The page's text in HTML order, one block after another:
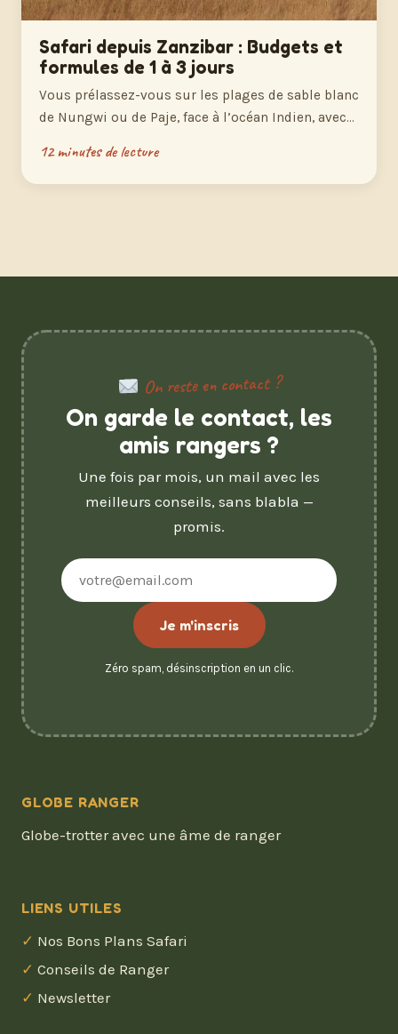
Safari depuis Zanzibar : Budgets et
formules de 1 à 3 jours
Vous prélassez-vous sur les plages de sable blanc
de Nungwi ou de Paje, face à l’océan Indien, avec…
12 minutes de lecture
On reste en contact ?
On garde le contact, les
amis rangers ?
Une fois par mois, un mail avec les
meilleurs conseils, sans blabla —
promis.
mail
Je m'inscris
Zéro spam, désinscription en un clic.
GLOBE RANGER
Globe-trotter avec une âme de ranger
LIENS UTILES
Nos Bons Plans Safari
Conseils de Ranger
Newsletter